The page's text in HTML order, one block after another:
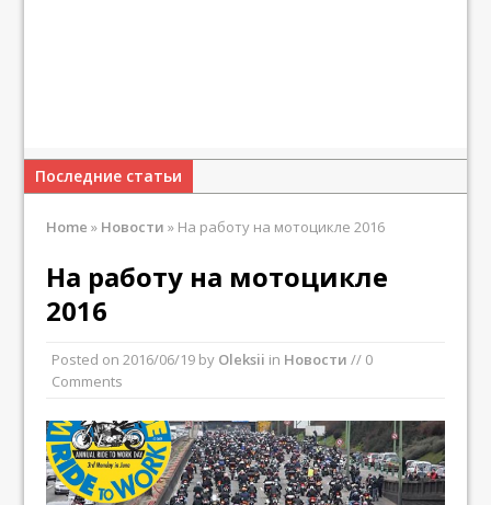
Последние статьи
Home » Новости » На работу на мотоцикле 2016
На работу на мотоцикле
2016
Posted on 2016/06/19 by Oleksii in Новости // 0
Comments